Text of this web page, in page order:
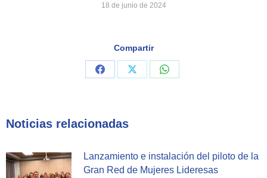
18 de junio de 2024
Compartir
Share
Share
Share
Noticias relacionadas
Lanzamiento e instalación del piloto de la
Gran Red de Mujeres Lideresas